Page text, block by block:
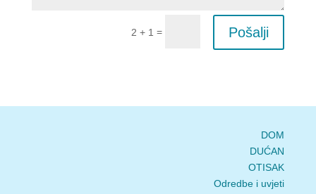
2 + 1 = Pošalji
DOM
DUĆAN
OTISAK
Odredbe i uvjeti